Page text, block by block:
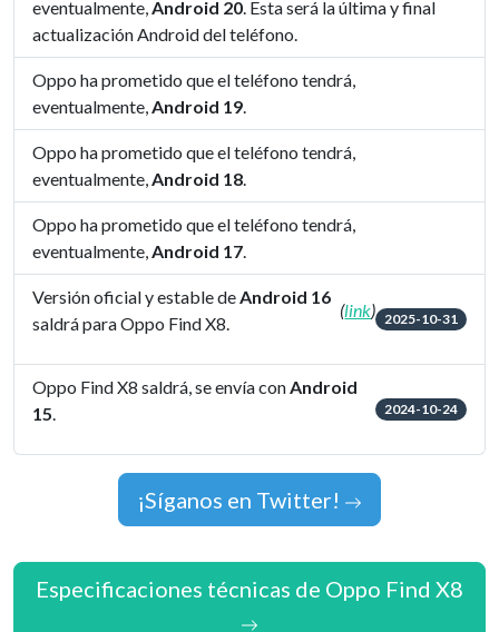
eventualmente,Android 20. Esta será la última y final
actualización Android del teléfono.
Oppo ha prometido que el teléfono tendrá,
eventualmente,Android 19.
Oppo ha prometido que el teléfono tendrá,
eventualmente,Android 18.
Oppo ha prometido que el teléfono tendrá,
eventualmente,Android 17.
Versión oficial y estable deAndroid 16
saldrá para Oppo Find X8.
(link) 2025-10-31
Oppo Find X8 saldrá, se envía conAndroid
15. 2024-10-24
¡Síganos en Twitter!
Especificaciones técnicas de Oppo Find X8